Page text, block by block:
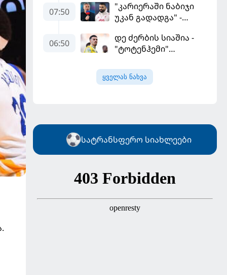
ყველაზე მეტი მუქარა
მიიღო
07:50
"კარიერაში ნაბიჯი
უკან გადადგა" -
არჩევანი დაუწუნა
06:50
დე ძერბის სიაშია -
"ტოტენჰემი"
განიხილავს
ყველას ნახვა
სატრანსფერო სიახლეები